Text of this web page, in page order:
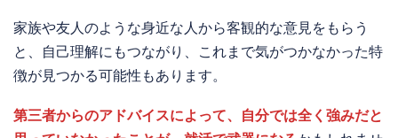
家族や友人のような身近な人から客観的な意見をもらう
と、自己理解にもつながり、これまで気がつかなかった特
徴が見つかる可能性もあります。
第三者からのアドバイスによって、自分では全く強みだと